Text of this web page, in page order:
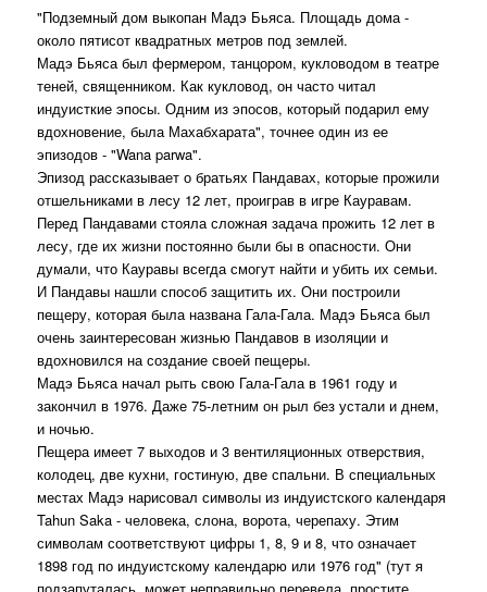
"Подземный дом выкопан Мадэ Бьяса. Площадь дома -
около пятисот квадратных метров под землей.
Мадэ Бьяса был фермером, танцором, кукловодом в театре
теней, священником. Как кукловод, он часто читал
индуисткие эпосы. Одним из эпосов, который подарил ему
вдохновение, была Махабхарата", точнее один из ее
эпизодов - "Wana parwa".
Эпизод рассказывает о братьях Пандавах, которые прожили
отшельниками в лесу 12 лет, проиграв в игре Кауравам.
Перед Пандавами стояла сложная задача прожить 12 лет в
лесу, где их жизни постоянно были бы в опасности. Они
думали, что Кауравы всегда смогут найти и убить их семьи.
И Пандавы нашли способ защитить их. Они построили
пещеру, которая была названа Гала-Гала. Мадэ Бьяса был
очень заинтересован жизнью Пандавов в изоляции и
вдохновился на создание своей пещеры.
Мадэ Бьяса начал рыть свою Гала-Гала в 1961 году и
закончил в 1976. Даже 75-летним он рыл без устали и днем,
и ночью.
Пещера имеет 7 выходов и 3 вентиляционных отверствия,
колодец, две кухни, гостиную, две спальни. В специальных
местах Мадэ нарисовал символы из индуистского календаря
Tahun Saka - человека, слона, ворота, черепаху. Этим
символам соответствуют цифры 1, 8, 9 и 8, что означает
1898 год по индуистскому календарю или 1976 год" (тут я